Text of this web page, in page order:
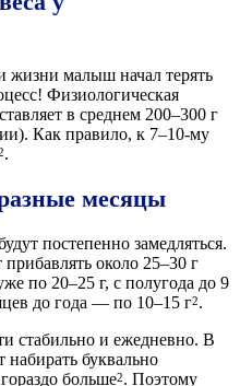
жизни малыш начал терять
Физиологическая
в среднем 200–300 г
Как правило, к 7–10-му
.
месяцы
постепенно замедляться.
около 25–30 г
по 20–25 г, с полугода до 9
до года — по 10–15 г2.
стабильно и ежедневно. В
буквально
больше2. Поэтому